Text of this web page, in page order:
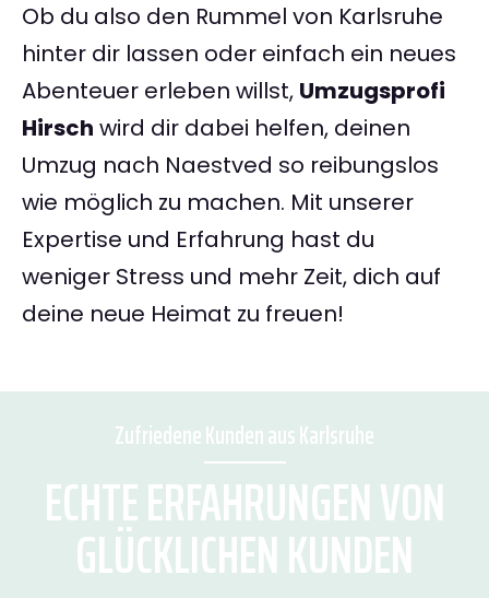
Ob du also den Rummel von Karlsruhe
hinter dir lassen oder einfach ein neues
Abenteuer erleben willst, Umzugsprofi
Hirsch wird dir dabei helfen, deinen
Umzug nach Naestved so reibungslos
wie möglich zu machen. Mit unserer
Expertise und Erfahrung hast du
weniger Stress und mehr Zeit, dich auf
deine neue Heimat zu freuen!
Zufriedene Kunden aus Karlsruhe
ECHTE ERFAHRUNGEN VON
GLÜCKLICHEN KUNDEN